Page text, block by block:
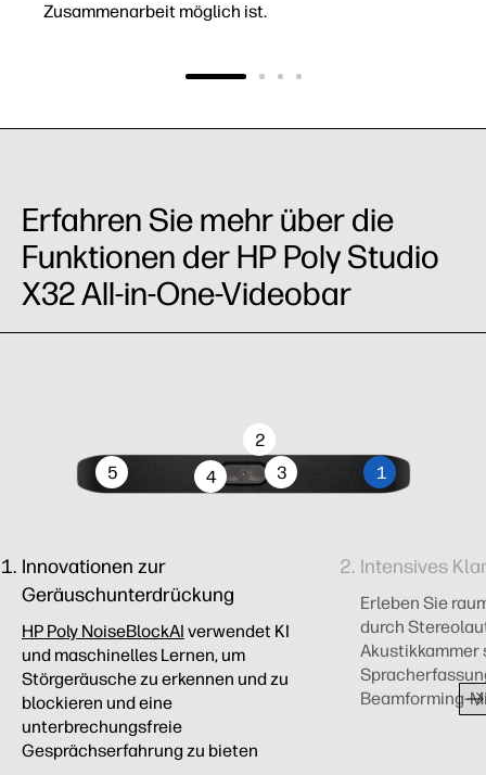
Zusammenarbeit möglich ist.
Erfahren Sie mehr über die
Funktionen der HP Poly Studio
X32 All-in-One-Videobar
5 4 3
2
1
Innovationen zur
Geräuschunterdrückung
HP Poly NoiseBlockAI verwendet KI
und maschinelles Lernen, um
Störgeräusche zu erkennen und zu
blockieren und eine
unterbrechungsfreie
Gesprächserfahrung zu bieten
Intensives
Erleben Sie
durch
Akustikkammer
Beamforming-